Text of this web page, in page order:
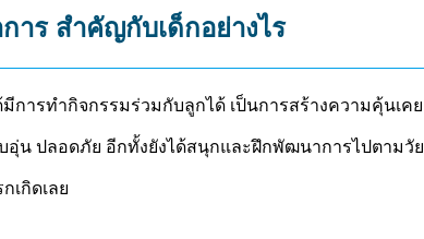
าร สำคัญกับเด็กอย่างไร
ารทำกิจกรรมร่วมกับลูกได้ เป็นการสร้างความคุ้นเคย
น ปลอดภัย อีกทั้งยังได้สนุกและฝึกพัฒนาการไปตามวัย
กิดเลย